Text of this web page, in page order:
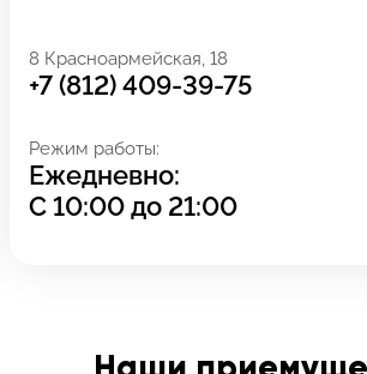
8 Красноармейская, 18
+7 (812) 409-39-75
Режим работы:
Ежедневно:
С10:00до 21:00
Задать вопрос
Оставьте свой
Заполните все необходимые